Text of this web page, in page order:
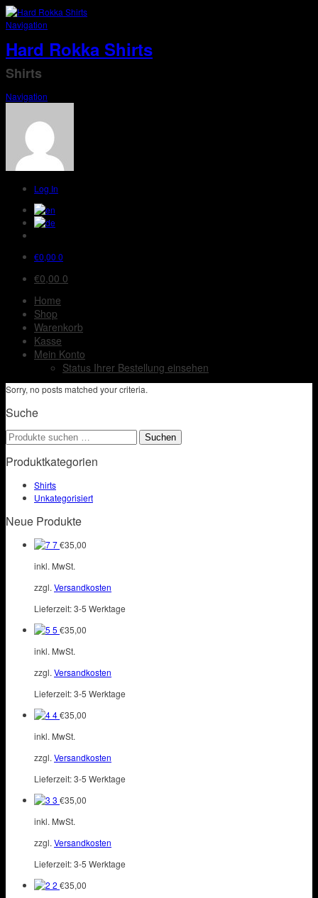
Navigation
Hard Rokka Shirts
Shirts
Navigation
Log In
€0,00 0
€0,00 0
Home
Shop
Warenkorb
Kasse
Mein Konto
Status Ihrer Bestellung einsehen
Sorry, no posts matched your criteria.
Suche
Suchen
nach:
Suchen
Produktkategorien
Shirts
Unkategorisiert
Neue Produkte
7€35,00
inkl. MwSt.
zzgl. Versandkosten
Lieferzeit:3-5 Werktage
5 €35,00
inkl. MwSt.
zzgl. Versandkosten
Lieferzeit:3-5 Werktage
4€35,00
inkl. MwSt.
zzgl. Versandkosten
Lieferzeit:3-5 Werktage
3 €35,00
inkl. MwSt.
zzgl. Versandkosten
Lieferzeit:3-5 Werktage
2 €35,00